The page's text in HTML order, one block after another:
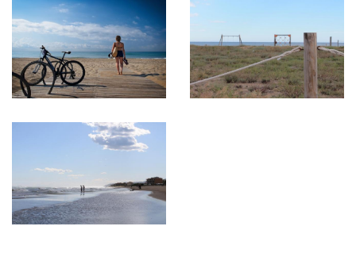
Imagen Imagen